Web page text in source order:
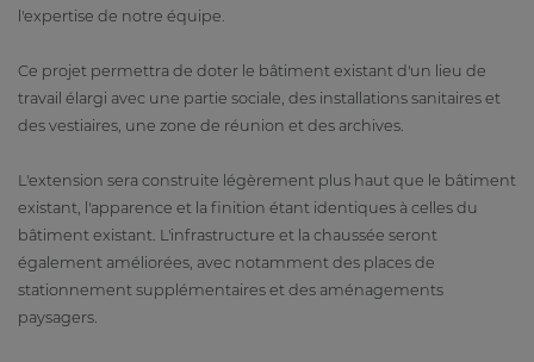
l'expertise de notre équipe.
Ce projet permettra de doter le bâtiment existant d'un lieu de
travail élargi avec une partie sociale, des installations sanitaires et
des vestiaires, une zone de réunion et des archives.
L'extension sera construite légèrement plus haut que le bâtiment
existant, l'apparence et la finition étant identiques à celles du
bâtiment existant. L'infrastructure et la chaussée seront
également améliorées, avec notamment des places de
stationnement supplémentaires et des aménagements
paysagers.